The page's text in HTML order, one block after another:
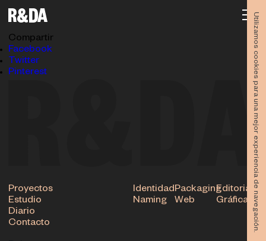
Utilizamos cookies para una mejor experiencia de navegación.
25.03.2022
Compartir
Facebook
Twitter
Pinterest
Proyectos
Estudio
Diario
Contacto
IdentidadPackagingEditorial
Naming
Web Gráfica